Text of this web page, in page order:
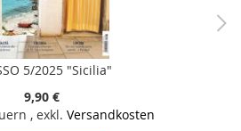
5/2025 "Sicilia"
9,90 €
, exkl. Versandkosten